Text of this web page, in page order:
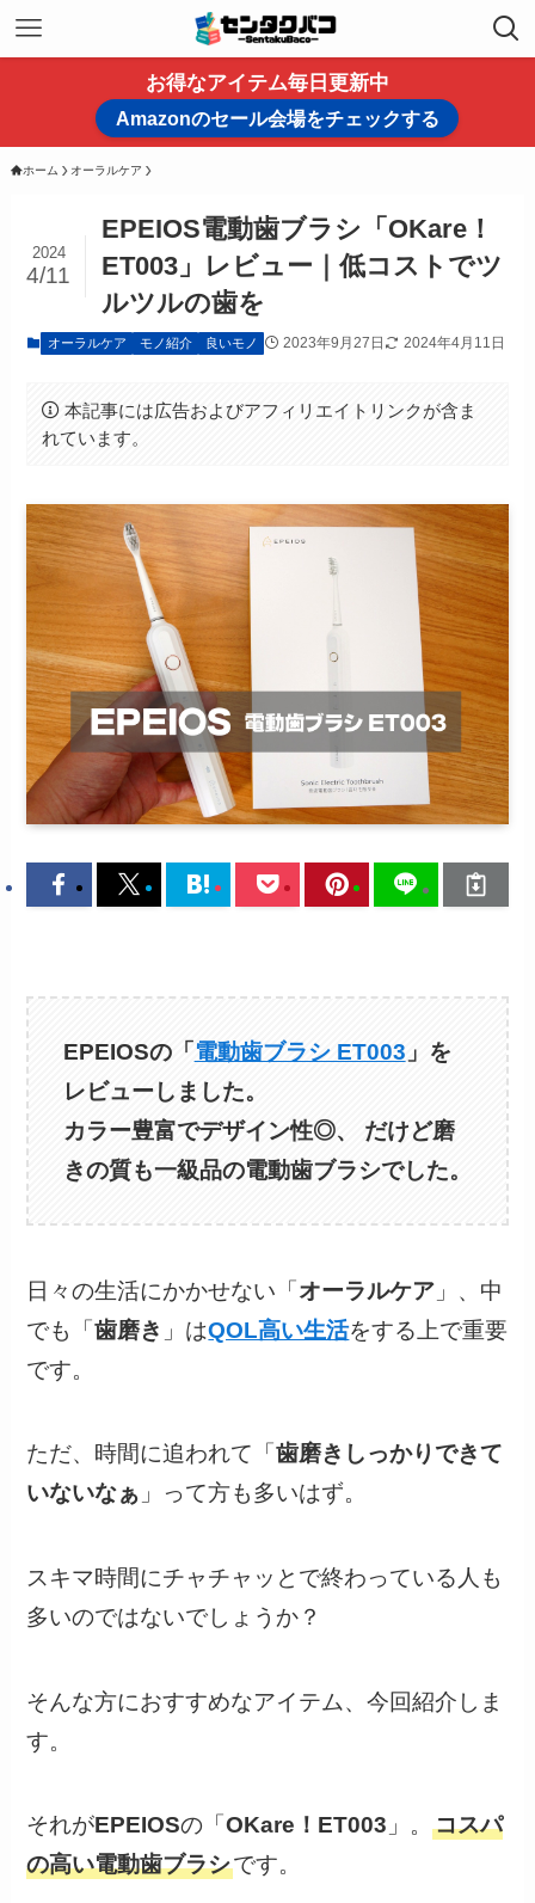
お得なアイテム毎日更新中
Amazonのセール会場をチェックする
ホーム オーラルケア
EPEIOS電動歯ブラシ「OKare！
ET003」レビュー｜低コストでツ
ルツルの歯を
2024
4/11
オーラルケア モノ紹介 良いモノ 2023年9月27日 2024年4月11日
本記事には広告およびアフィリエイトリンクが含ま
れています。
EPEIOSの「 電動歯ブラシ ET003 」を
レビューしました。
カラー豊富でデザイン性◎、 だけど磨
きの質も一級品の電動歯ブラシでした。
日々の生活にかかせない「 オーラルケア 」、中
でも「歯磨き 」はQOL高い生活をする上で重要
です。
ただ、時間に追われて「歯磨きしっかりできて
いないなぁ 」って方も多いはず。
スキマ時間にチャチャッとで終わっている人も
多いのではないでしょうか？
そんな方におすすめなアイテム、今回紹介しま
す。
それがEPEIOSの「OKare！ET003 」。コスパ
の高い電動歯ブラシです。